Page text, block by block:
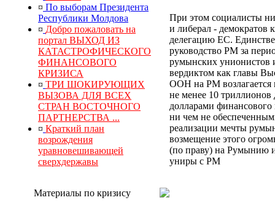
¤ По выборам Президента
Республики Молдова
¤ Добро пожаловать на
портал ВЫХОД ИЗ
КАТАСТРОФИЧЕСКОГО
ФИНАНСОВОГО
КРИЗИСА
¤ ТРИ ШОКИРУЮЩИХ
ВЫЗОВА ДЛЯ ВСЕХ
СТРАН ВОСТОЧНОГО
ПАРТНЕРСТВА ...
¤ Краткий план
возрождения
уравновешивающей
сверхдержавы
Материалы по кризису
При этом социалисты
и либерал - демократов
делегацию ЕС.
руководство РМ за
румынских унионистов
вердиктом как главы
ООН на РМ возлагается
не менее 10
долларами финансового
ни чем не
реализации мечты
возмещение этого
(по праву) на Румынию
униры с РМ